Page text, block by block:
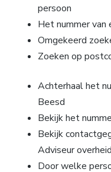
persoon
Het nummer van
Omgekeerd
Zoeken op
Achterhaal het
Beesd
Bekijk het
Bekijk
Adviseur
Door welke